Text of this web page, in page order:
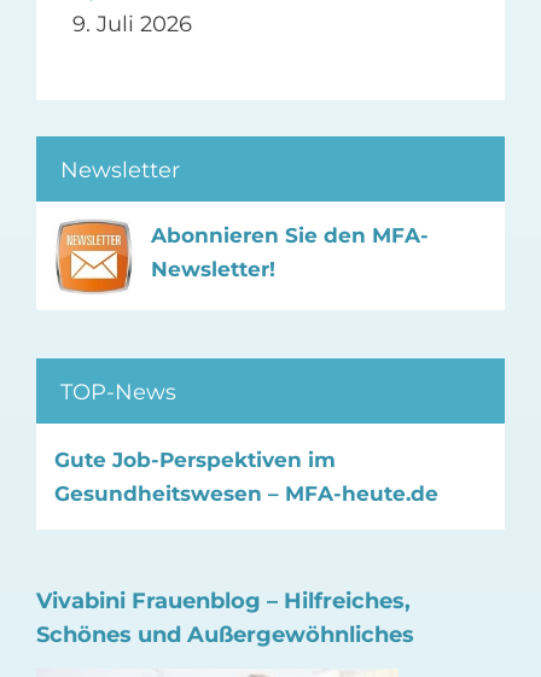
9. Juli 2026
Newsletter
Abonnieren Sie den MFA-
Newsletter!
TOP-News
Gute Job-Perspektiven im
Gesundheitswesen – MFA-heute.de
Vivabini Frauenblog – Hilfreiches,
Schönes und Außergewöhnliches